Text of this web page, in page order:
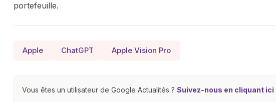
portefeuille.
Apple ChatGPT Apple Vision Pro
Vous êtes un utilisateur de Google Actualités ? Suivez-nous en cliquant ici